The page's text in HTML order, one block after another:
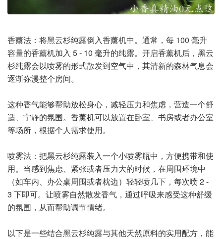
香薰法：将黑云杉纯露倒入香薰机中。通常，每 100 毫升
容量的香薰机加入 5 - 10 毫升的纯露。开启香薰机后，黑云
杉纯露会以喷雾的形式散发到空气中，其清新的森林气息会
逐渐弥漫整个房间。
这种香气能够帮助放松身心，减轻压力和焦虑，营造一个舒
适、宁静的氛围。香薰机可以放置在卧室、书房或者办公室
等场所，根据个人需求使用。
喷雾法：把黑云杉纯露装入一个小喷雾瓶中，方便携带和使
用。当感到焦虑、紧张或者压力大的时候，在周围环境中
（如车内、办公桌周围或者枕边）轻轻喷几下，每次喷 2 -
3 下即可。让喷雾自然散发香气，通过呼吸来感受这种舒缓
的氛围，从而帮助调节情绪。
以下是一些结合黑云杉纯露与其他天然原料的实用配方，能